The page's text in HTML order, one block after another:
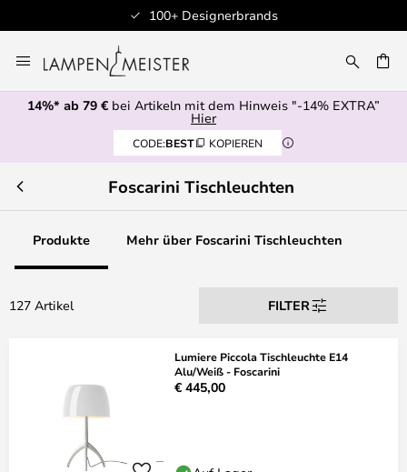
Inhalt
springen
14%* ab 79 € bei Artikeln mit dem Hinweis "-14% EXTRA”
Hier
CODE:BEST KOPIEREN
Foscarini Tischleuchten
Produkte Mehr über Foscarini Tischleuchten
127 Artikel FILTER
Lumiere Piccola Tischleuchte E14
Alu/Weiß - Foscarini
€ 445,00